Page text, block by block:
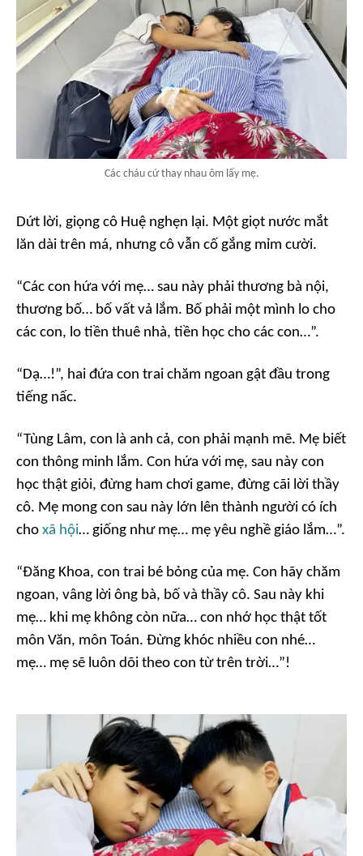
Các cháu cứ thay nhau ôm lấy mẹ.
Dứt lời, giọng cô Huệ nghẹn lại. Một giọt nước mắt
lăn dài trên má, nhưng cô vẫn cố gắng mỉm cười.
“Các con hứa với mẹ… sau này phải thương bà nội,
thương bố… bố vất vả lắm. Bố phải một mình lo cho
các con, lo tiền thuê nhà, tiền học cho các con…”.
“Dạ…!”, hai đứa con trai chăm ngoan gật đầu trong
tiếng nấc.
“Tùng Lâm, con là anh cả, con phải mạnh mẽ. Mẹ biết
con thông minh lắm. Con hứa với mẹ, sau này con
học thật giỏi, đừng ham chơi game, đừng cãi lời thầy
cô. Mẹ mong con sau này lớn lên thành người có ích
cho xã hội… giống như mẹ… mẹ yêu nghề giáo lắm…”.
“Đăng Khoa, con trai bé bỏng của mẹ. Con hãy chăm
ngoan, vâng lời ông bà, bố và thầy cô. Sau này khi
mẹ… khi mẹ không còn nữa… con nhớ học thật tốt
môn Văn, môn Toán. Đừng khóc nhiều con nhé…
mẹ… mẹ sẽ luôn dõi theo con từ trên trời…”!